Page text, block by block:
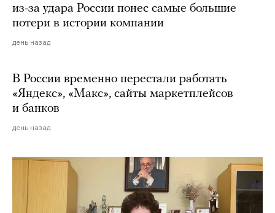
из-за удара России понес самые большие
потери в истории компании
день назад
В России временно перестали работать
«Яндекс», «Макс», сайты маркетплейсов
и банков
день назад